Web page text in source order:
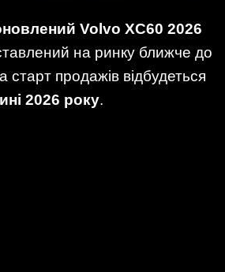
Volvo XC60 2026
на ринку ближче до
старт продажів відбудеться
2026 року.